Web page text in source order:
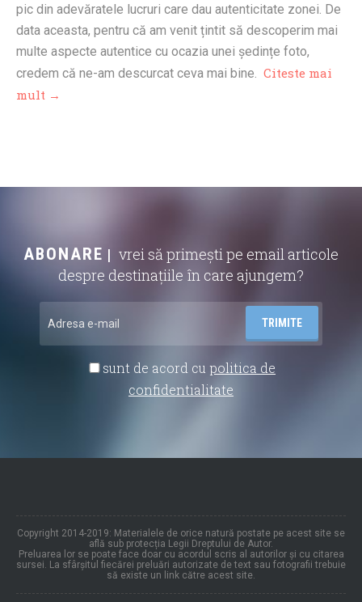
pic din adevăratele lucruri care dau autenticitate zonei. De
data aceasta, pentru că am venit țintit să descoperim mai
multe aspecte autentice cu ocazia unei ședințe foto,
credem că ne-am descurcat ceva mai bine. Citeste mai
mult →
ABONARE
vrei să primești pe email articole
despre destinațiile în care ajungem?
sunt de acord cu politica de
confidentialitate
Copyright 2014-2019: Materialele de orice natură postate pe acest site se
află sub protecția Legii Dreptului de Autor.
Preluarea lor se poate face doar cu acordul scris al autorilor și cu citarea
sursei. La sfârșitul fiecărei preluări autorizate de text sau fotografii trebuie
să existe un link către acest site.